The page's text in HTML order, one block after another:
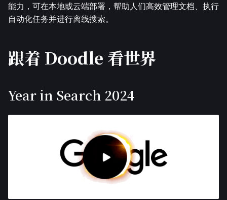
能力，可在本地或云端部署，帮助人们高效管理文档、执行
自动化任务并进行离线搜索。
跟着 Doodle 看世界
Year in Search 2024